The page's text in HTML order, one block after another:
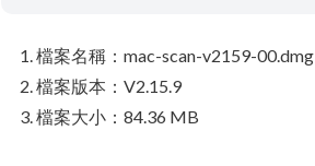
檔案名稱：mac-scan-v2159-00.dmg
檔案版本：V2.15.9
檔案大小：84.36 MB